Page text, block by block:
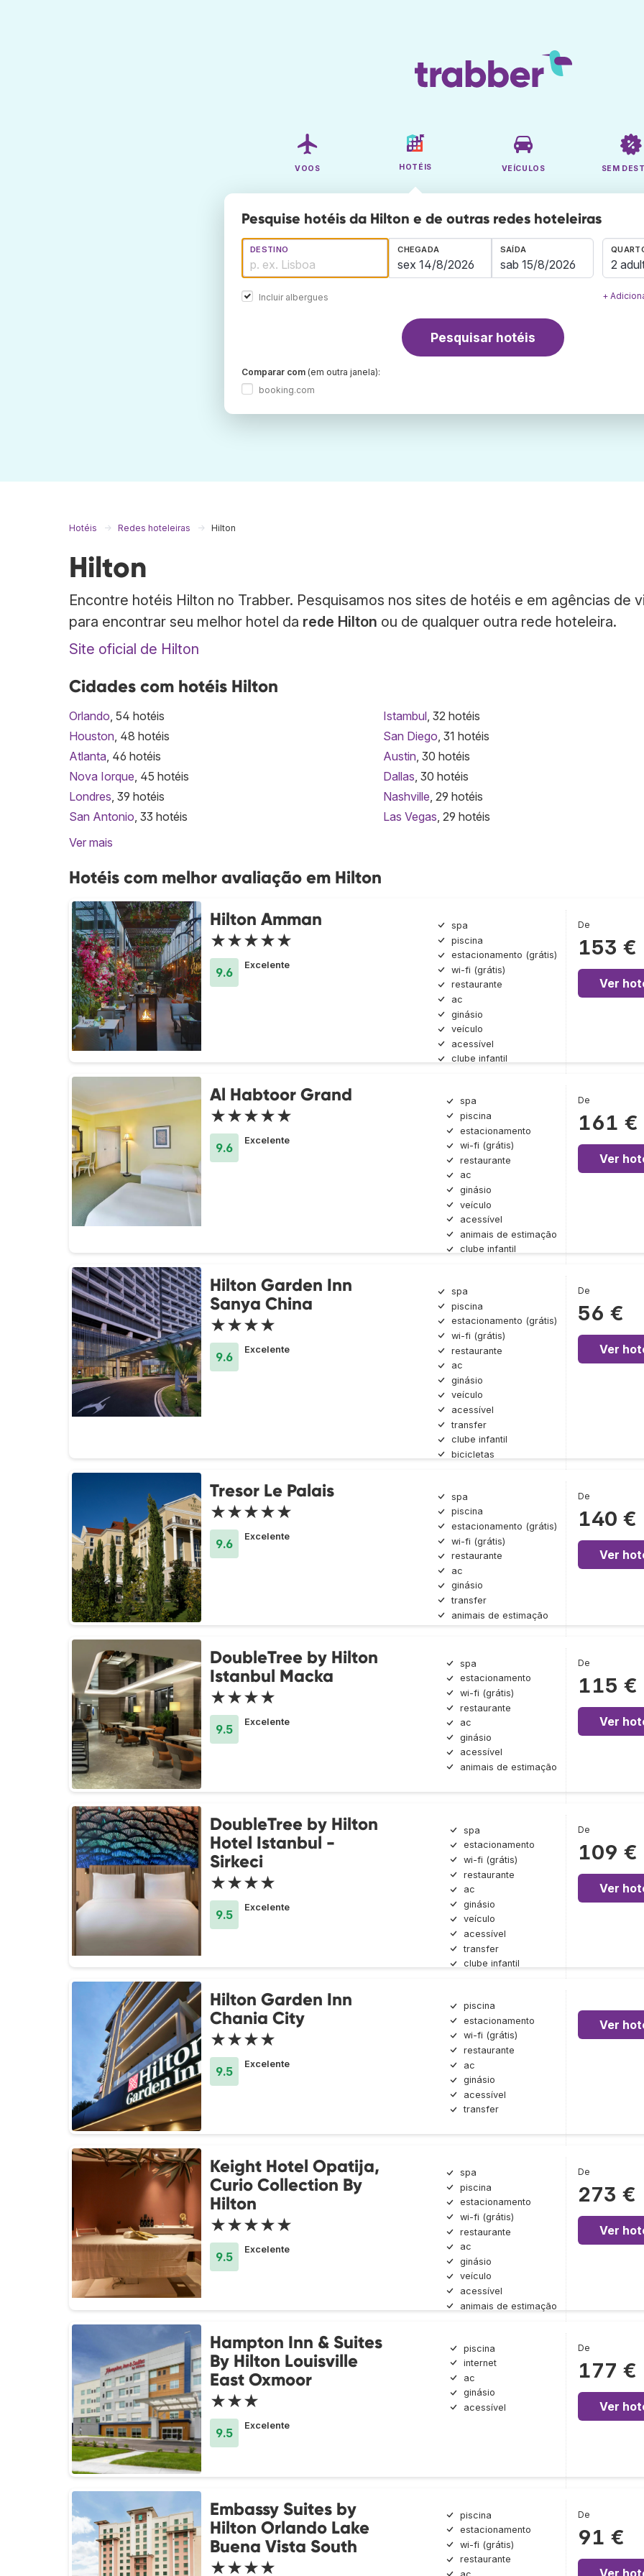
VOOS HOTÉIS VEÍCULOS SEM
Pesquise hotéis da Hilton e de outras redes hoteleiras
DESTINO
Incluir albergues
CHEGADA SAÍDA
2
+
Pesquisar hotéis
Comparar com (em outra janela):
booking.com
Hotéis Redes hoteleiras Hilton
Hilton
Encontre hotéis Hilton no Trabber. Pesquisamos nos sites de hotéis e em agências de
para encontrar seu melhor hotel da rede Hilton ou de qualquer outra rede hoteleira.
Site oficial de Hilton
Cidades com hotéis Hilton
Orlando, 54 hotéis
Houston, 48 hotéis
Atlanta, 46 hotéis
Nova Iorque, 45 hotéis
Londres, 39 hotéis
San Antonio, 33 hotéis
Istambul, 32 hotéis
San Diego, 31 hotéis
Austin, 30 hotéis
Dallas, 30 hotéis
Nashville, 29 hotéis
Las Vegas, 29 hotéis
Ver mais
Hotéis com melhor avaliação em Hilton
Hilton Amman
★★★★★
9.6
Excelente
spa
piscina
estacionamento (grátis)
wi-fi (grátis)
restaurante
ac
ginásio
veículo
acessível
clube infantil
De
153 €
Ver
Al Habtoor Grand
★★★★★
9.6
Excelente
spa
piscina
estacionamento
wi-fi (grátis)
restaurante
ac
ginásio
veículo
acessível
animais de estimação
clube infantil
De
161 €
Ver
Hilton Garden Inn
Sanya China
★★★★
9.6
Excelente
spa
piscina
estacionamento (grátis)
wi-fi (grátis)
restaurante
ac
ginásio
veículo
acessível
transfer
clube infantil
bicicletas
De
56 €
Ver
Tresor Le Palais
★★★★★
9.6
Excelente
spa
piscina
estacionamento (grátis)
wi-fi (grátis)
restaurante
ac
ginásio
transfer
animais de estimação
De
140 €
Ver
DoubleTree by Hilton
Istanbul Macka
★★★★
9.5
Excelente
spa
estacionamento
wi-fi (grátis)
restaurante
ac
ginásio
acessível
animais de estimação
De
115 €
Ver
DoubleTree by Hilton
Hotel Istanbul -
Sirkeci
★★★★
9.5
Excelente
spa
estacionamento
wi-fi (grátis)
restaurante
ac
ginásio
veículo
acessível
transfer
clube infantil
De
109 €
Ver
Hilton Garden Inn
Chania City
★★★★
9.5
Excelente
piscina
estacionamento
wi-fi (grátis)
restaurante
ac
ginásio
acessível
transfer
Ver
Keight Hotel Opatija,
Curio Collection By
Hilton
★★★★★
9.5
Excelente
spa
piscina
estacionamento
wi-fi (grátis)
restaurante
ac
ginásio
veículo
acessível
animais de estimação
De
273 €
Ver
Hampton Inn & Suites
By Hilton Louisville
East Oxmoor
★★★
9.5
Excelente
piscina
internet
ac
ginásio
acessível
De
177 €
Ver
Embassy Suites by
Hilton Orlando Lake
Buena Vista South
★★★★
piscina
estacionamento
wi-fi (grátis)
restaurante
De
91 €
Ver